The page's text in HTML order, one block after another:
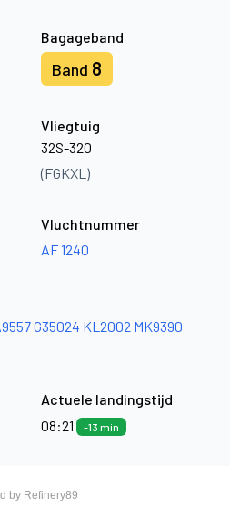
Bagageband
Band 8
Vliegtuig
32S-320
(FGKXL)
Vluchtnummer
AF 1240
G35024 KL2002 MK9390
Actuele landingstijd
08:21
-13 min
by Refinery89